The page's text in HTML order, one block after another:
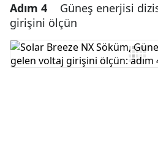
Yorum
Yorum Ekle
Adım 4
Güneş enerjisi
girişini ölçün